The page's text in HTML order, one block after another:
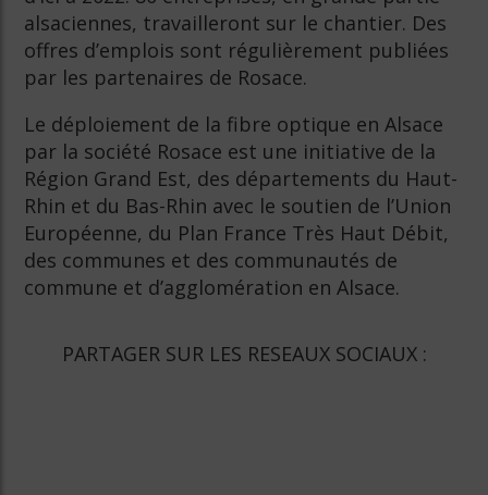
alsaciennes, travailleront sur le chantier. Des
offres d’emplois sont régulièrement publiées
par les partenaires de Rosace.
Le déploiement de la fibre optique en Alsace
par la société Rosace est une initiative de la
Région Grand Est, des départements du Haut-
Rhin et du Bas-Rhin avec le soutien de l’Union
Européenne, du Plan France Très Haut Débit,
des communes et des communautés de
commune et d’agglomération en Alsace.
PARTAGER SUR LES RESEAUX SOCIAUX :